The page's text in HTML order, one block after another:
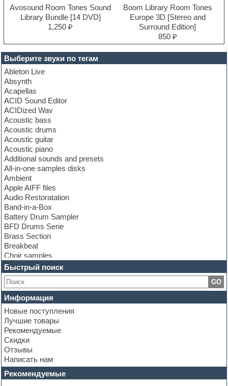
Выберите звуки по тегам
Ableton Live
Absynth
Acapellas
ACID Sound Editor
ACIDized Wav
Acoustic bass
Acoustic drums
Acoustic guitar
Acoustic piano
Additional sounds and presets
All-in-one samples disks
Ambient
Apple AIFF files
Audio Restoratation
Band-in-a-Box
Battery Drum Sampler
BFD Drums Serie
Brass Section
Breakbeat
Choir samples
Chris Hein Samples
Cinematic samples
Club bass
Club leads
Club sounds
Construction kits
Convolution
Cubase
Dance drums
Dance music production tutorials
DAW
Disco samples
DJ Software
Быстрый поиск
GO
Информация
Новые поступления
Лучшие товары
Рекомендуемые
Скидки
Отзывы
Написать нам
Рекомендуемые
Avosound Room Tones Sound
Library Bundle [14 DVD]
1,250 ₽
Boom Library Room Tones
Europe 3D [Stereo and
Surround Edition]
850 ₽